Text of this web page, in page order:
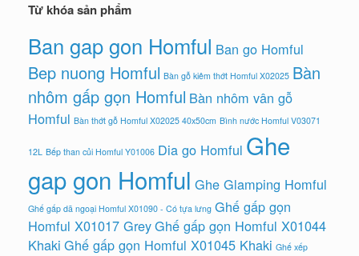
Từ khóa sản phẩm
Ban gap gon Homful Ban go Homful
Bep nuong Homful Bàn gỗ kiêm thớt Homful X02025 Bàn
nhôm gấp gọn Homful Bàn nhôm vân gỗ
Homful Bàn thớt gỗ Homful X02025 40x50cm Bình nước Homful V03071
12L Bếp than củi Homful Y01006 Dia go Homful Ghe
gap gon Homful Ghe Glamping Homful
Ghế gấp dã ngoại Homful X01090 - Có tựa lưng Ghế gấp gọn
Homful X01017 GreyGhế gấp gọn Homful X01044
Khaki Ghế gấp gọn Homful X01045 Khaki Ghế xếp